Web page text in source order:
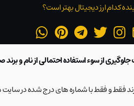
کدام ارز دیجیتال بهتر است؟
از سوء استفاده احتمالی از نام و
فقط و فقط با شماره های درج شده در